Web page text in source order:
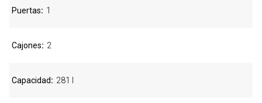
Puertas 1
Cajones 2
Capacidad 281 l